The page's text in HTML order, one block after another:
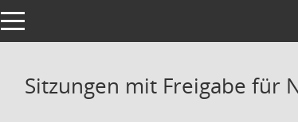
Toggle navigation
Sitzungen mit Freigabe für